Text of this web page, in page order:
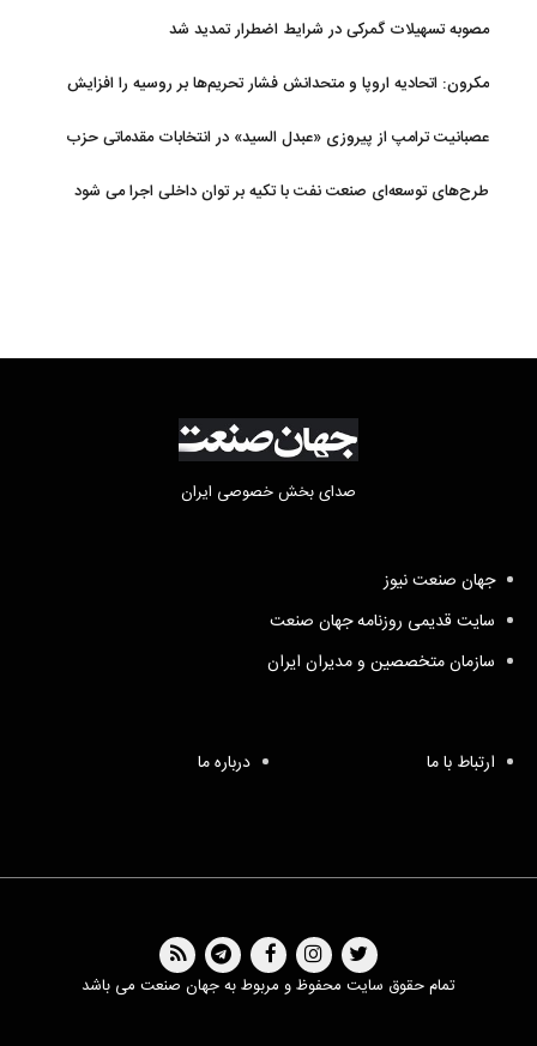
مصوبه تسهیلات گمرکی در شرایط اضطرار تمدید شد
مکرون: اتحادیه اروپا و متحدانش فشار تحریم‌ها بر روسیه را افزایش
عصبانیت ترامپ از پیروزی «عبدل السید» در انتخابات مقدماتی حزب
طرح‌های توسعه‌ای صنعت نفت با تکیه بر توان داخلی اجرا می شود
صدای بخش خصوصی ایران
جهان صنعت نیوز
سایت قدیمی روزنامه جهان صنعت
سازمان متخصصین و مدیران ایران
ارتباط با ما درباره ما
تمام حقوق سایت محفوظ و مربوط به جهان صنعت می باشد